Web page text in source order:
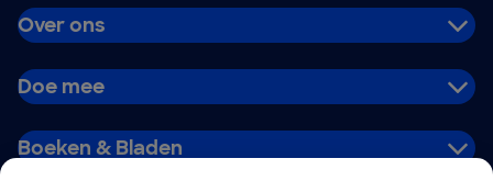
Over ons
Doe mee
Boeken & Bladen